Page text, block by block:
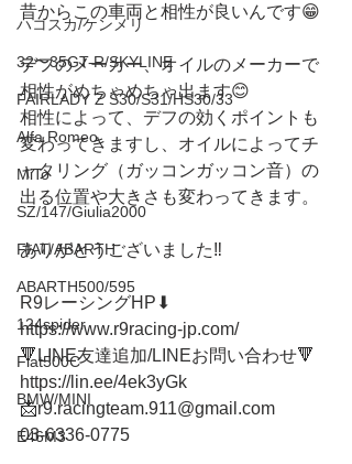
ハコスカ/ケンメリ
32〜35GT-R/SKYLINE
FAIRLADY Z S30/S31/HS30/33
Alfa Romeo
MiTo
SZ/147/Giulia2000
FIAT/ABARTH
ABARTH500/595
124spider
Fiat500C
BMW/MINI
E46M3
昔からこの車両と相性が良いんです😁
デフのメーカー、オイルのメーカーで
相性がめちゃめちゃ出ます😊
相性によって、デフの効くポイントも
変わってきますし、オイルによってチ
ャタリング（ガッコンガッコン音）の
出る位置や大きさも変わってきます。
ありがとうございました‼️
R9レーシングHP⬇︎
https://www.r9racing-jp.com/
🔻LINE友達追加/LINEお問い合わせ🔻
https://lin.ee/4ek3yGk
📩r9.racingteam.911@gmail.com
03-6336-0775